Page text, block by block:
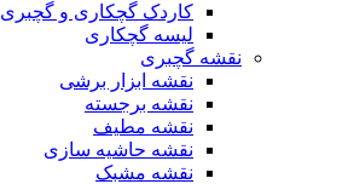
کاردک گچکاری و گچبری
لیسه گچکاری
نقشه گچبری
نقشه ابزار برشی
نقشه برجسته
نقشه مطیف
نقشه حاشیه سازی
نقشه مشبک